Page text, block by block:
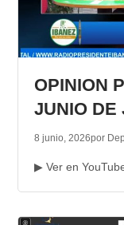
OPINION
JUNIO DE
8 junio, 2026por
▶ Ver en